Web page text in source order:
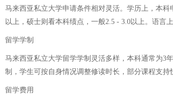
马来西亚私立大学申请条件相对灵活。学历上，本
以上，硕士则看本科绩点，一般2.5 - 3.0以上。语言
留学学制
马来西亚私立大学留学学制灵活多样，本科通常为3
制，学生可按自身情况调整修读时长，部分课程支
留学费用